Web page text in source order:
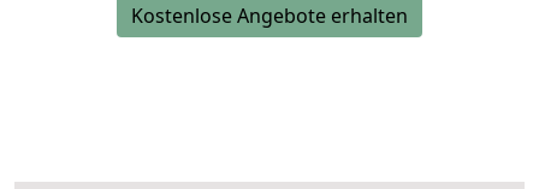
Kostenlose Angebote erhalten